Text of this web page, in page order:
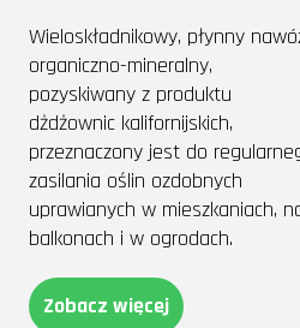
Wieloskładnikowy, płynny
organiczno-mineralny,
pozyskiwany z produktu
dżdżownic kalifornijskich,
przeznaczony jest do
zasilania oślin ozdobnych
uprawianych w mieszkaniach,
balkonach i w ogrodach.
Zobacz więcej